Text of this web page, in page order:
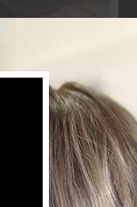
Follow on Instagram